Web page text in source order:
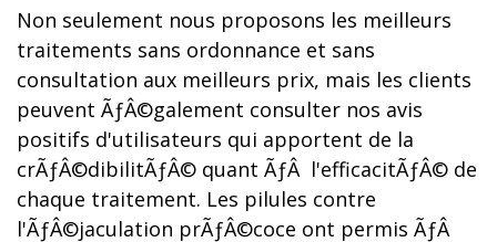
Non seulement nous proposons les meilleurs
traitements sans ordonnance et sans
consultation aux meilleurs prix, mais les clients
peuvent ÃƒÂ©galement consulter nos avis
positifs d'utilisateurs qui apportent de la
crÃƒÂ©dibilitÃƒÂ© quant ÃƒÂ l'efficacitÃƒÂ© de
chaque traitement. Les pilules contre
l'ÃƒÂ©jaculation prÃƒÂ©coce ont permis ÃƒÂ